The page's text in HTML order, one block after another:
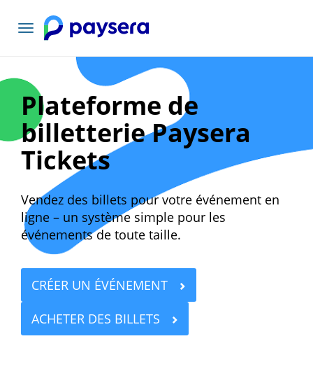
Basculer
Plateforme de
billetterie Paysera
Tickets
Vendez des billets pour votre événement en
ligne – un système simple pour les
événements de toute taille.
CRÉER UN ÉVÉNEMENT
ACHETER DES BILLETS